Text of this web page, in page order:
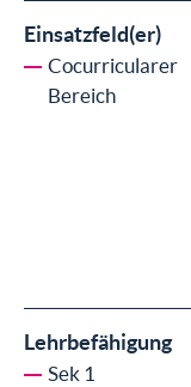
Einsatzfeld(er)
Cocurricularer
Bereich
Lehrbefähigung
Sek 1